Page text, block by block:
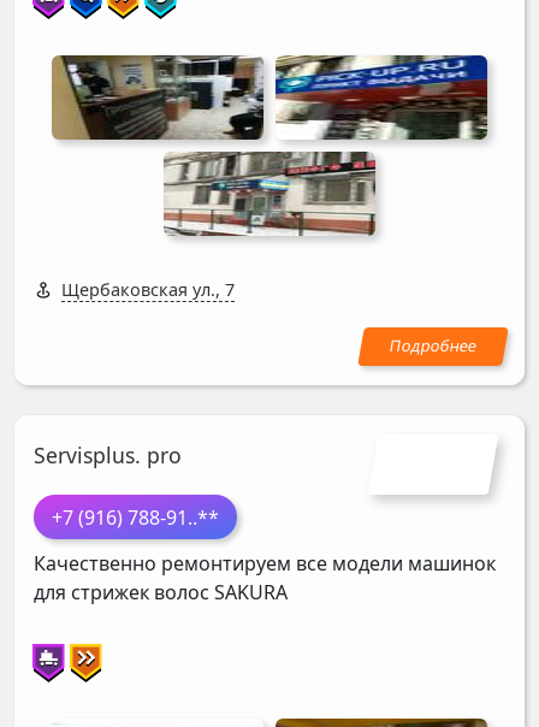
Щербаковская ул., 7
Servisplus. pro
+7 (916) 788-91..**
Качественно ремонтируем все модели машинок
для стрижек волос SAKURA